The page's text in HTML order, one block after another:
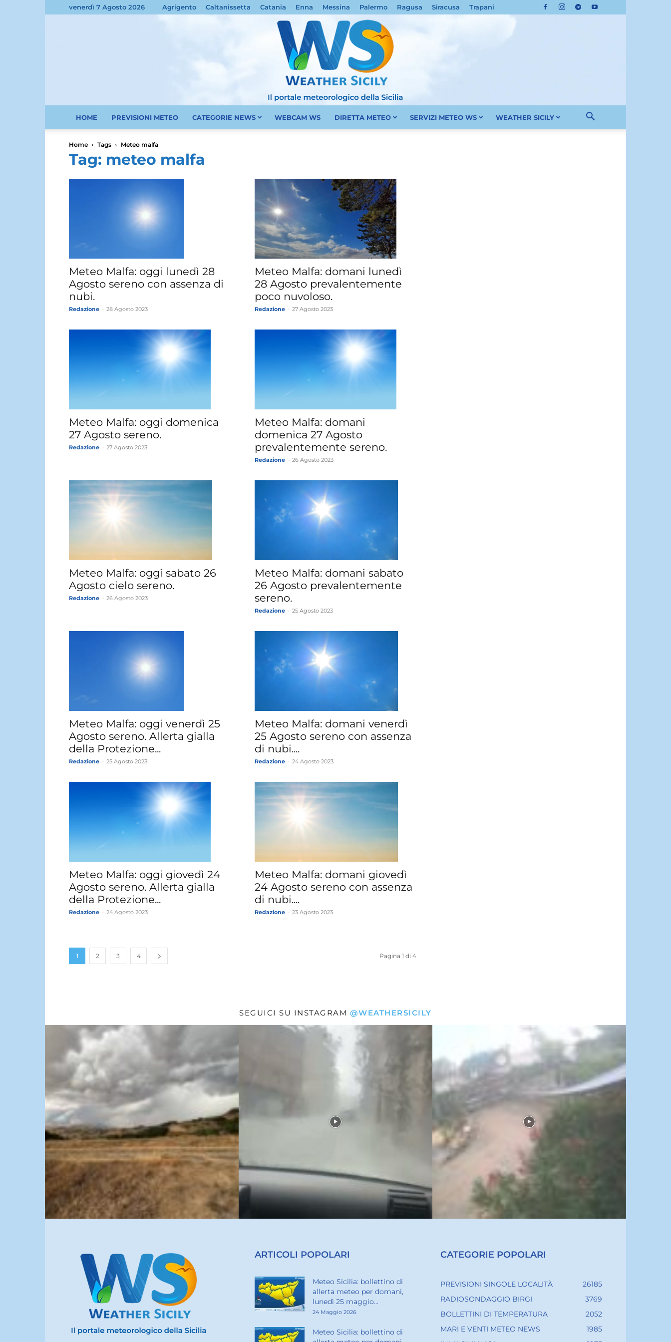
venerdì 7 Agosto 2026 Agrigento Caltanissetta Catania Enna Messina Palermo Ragusa Siracusa Trapani
Sicilia
Weather
HOME PREVISIONI METEO CATEGORIE NEWS WEBCAM WS DIRETTA METEO SERVIZI METEO WS WEATHER SICILY
Home Tags Meteo malfa
Tag: meteo malfa
Meteo Malfa: oggi lunedì 28
Agosto sereno con assenza di
nubi.
Redazione 28 Agosto 2023
Meteo Malfa: domani lunedì
28 Agosto prevalentemente
poco nuvoloso.
Redazione 27 Agosto 2023
Meteo Malfa: oggi domenica
27 Agosto sereno.
Redazione 27 Agosto 2023
Meteo Malfa: domani
domenica 27 Agosto
prevalentemente sereno.
Redazione 26 Agosto 2023
Meteo Malfa: oggi sabato 26
Agosto cielo sereno.
Redazione 26 Agosto 2023
Meteo Malfa: domani sabato
26 Agosto prevalentemente
sereno.
Redazione 25 Agosto 2023
Meteo Malfa: oggi venerdì 25
Agosto sereno. Allerta gialla
della Protezione...
Redazione 25 Agosto 2023
Meteo Malfa: domani venerdì
25 Agosto sereno con assenza
di nubi....
Redazione 24 Agosto 2023
Meteo Malfa: oggi giovedì 24
Agosto sereno. Allerta gialla
della Protezione...
Redazione 24 Agosto 2023
Meteo Malfa: domani giovedì
24 Agosto sereno con assenza
di nubi....
Redazione 23 Agosto 2023
1 2 3 4 Pagina 1 di 4
SEGUICI SU INSTAGRAM @WEATHERSICILY
ARTICOLI POPOLARI
Meteo Sicilia: bollettino di
allerta meteo per domani,
lunedì 25 maggio...
24 Maggio 2026
Meteo Sicilia: bollettino di
CATEGORIE POPOLARI
PREVISIONI SINGOLE LOCALITÀ
26185
RADIOSONDAGGIO BIRGI
3769
BOLLETTINI DI TEMPERATURA
2052
MARI E VENTI METEO NEWS
1985